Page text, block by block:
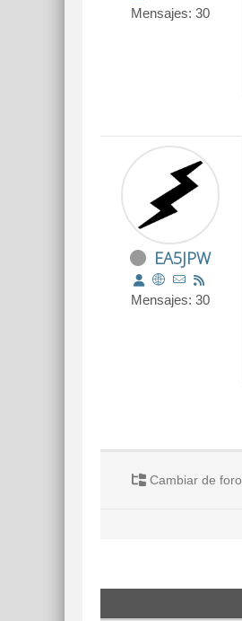
Mensajes: 30
EA5JPW
Mensajes: 30
Cambiar de foro